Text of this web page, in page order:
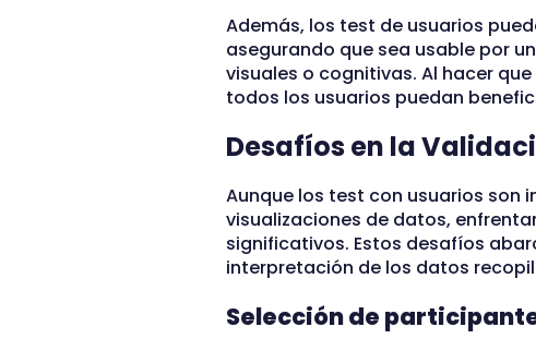
Además, los test de usuarios
asegurando que sea usable por
visuales o cognitivas. Al hacer
todos los usuarios puedan
Desafíos en la
Aunque los test con usuarios son
visualizaciones de datos,
significativos. Estos desafíos
interpretación de los datos
Selección de